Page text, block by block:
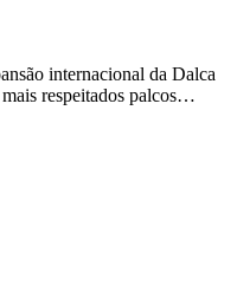
internacional da Dalca
respeitados palcos…